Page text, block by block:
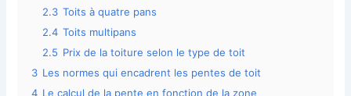
2.3 Toits à quatre pans
2.4 Toits multipans
2.5 Prix de la toiture selon le type de toit
3 Les normes qui encadrent les pentes de toit
4 Le calcul de la pente en fonction de la zone